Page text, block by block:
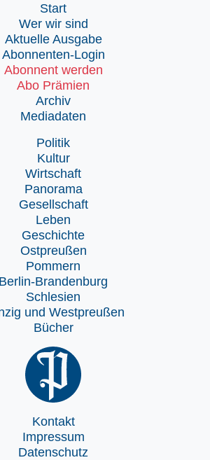
Start
Wer wir sind
Aktuelle Ausgabe
Abonnenten-Login
Abonnent werden
Abo Prämien
Archiv
Mediadaten
Politik
Kultur
Wirtschaft
Panorama
Gesellschaft
Leben
Geschichte
Ostpreußen
Pommern
Berlin-Brandenburg
Schlesien
und Westpreußen
Bücher
Kontakt
Impressum
Datenschutz